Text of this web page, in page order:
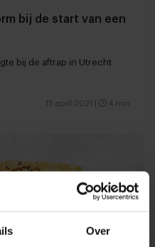
Over
bij de start van een
bij de aftrap in Utrecht
15 april 2021 4 min